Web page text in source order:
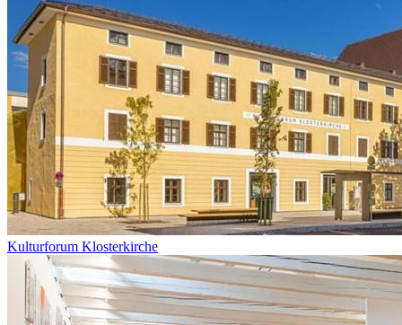
Kulturforum Klosterkirche